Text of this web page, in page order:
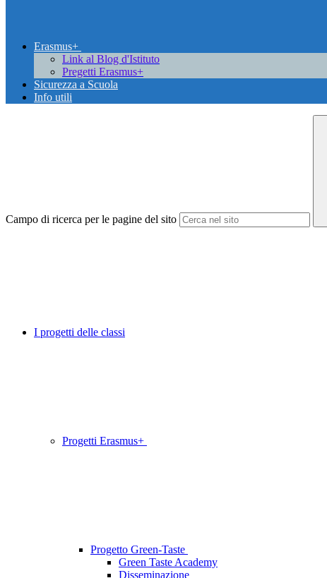
Erasmus+
Link al Blog d'Istituto
Pregetti Erasmus+
Sicurezza a Scuola
Info utili
Campo di ricerca per le pagine del sito
I progetti delle classi
Progetti Erasmus+
Progetto Green-Taste
Green Taste Academy
Disseminazione